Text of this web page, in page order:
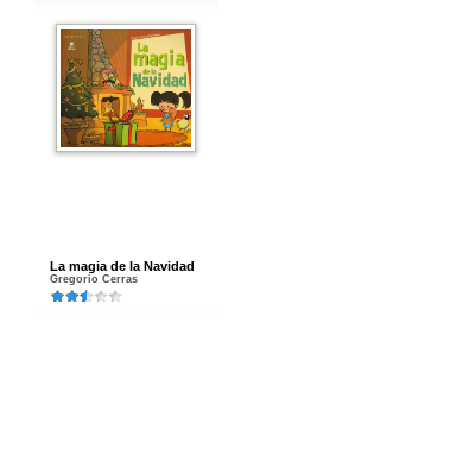
La magia de la Navidad
Gregorio Cerras